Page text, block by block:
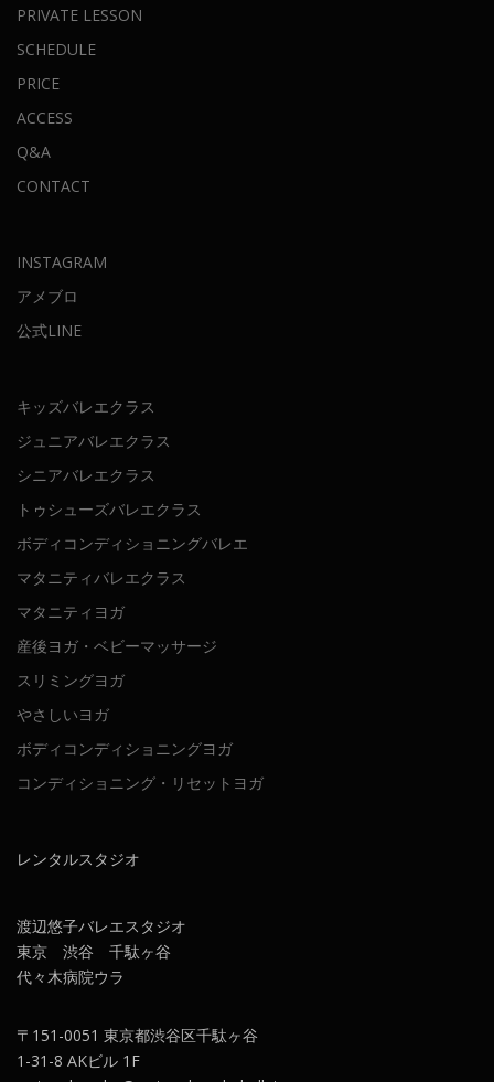
PRIVATE LESSON
SCHEDULE
PRICE
ACCESS
Q&A
CONTACT
INSTAGRAM
アメブロ
公式LINE
キッズバレエクラス
ジュニアバレエクラス
シニアバレエクラス
トゥシューズバレエクラス
ボディコンディショニングバレエ
マタニティバレエクラス
マタニティヨガ
産後ヨガ・ベビーマッサージ
スリミングヨガ
やさしいヨガ
ボディコンディショニングヨガ
コンディショニング・リセットヨガ
レンタルスタジオ
渡辺悠子バレエスタジオ
東京 渋谷 千駄ヶ谷
代々木病院ウラ
〒151-0051 東京都渋谷区千駄ヶ谷
1-31-8 AKビル 1F